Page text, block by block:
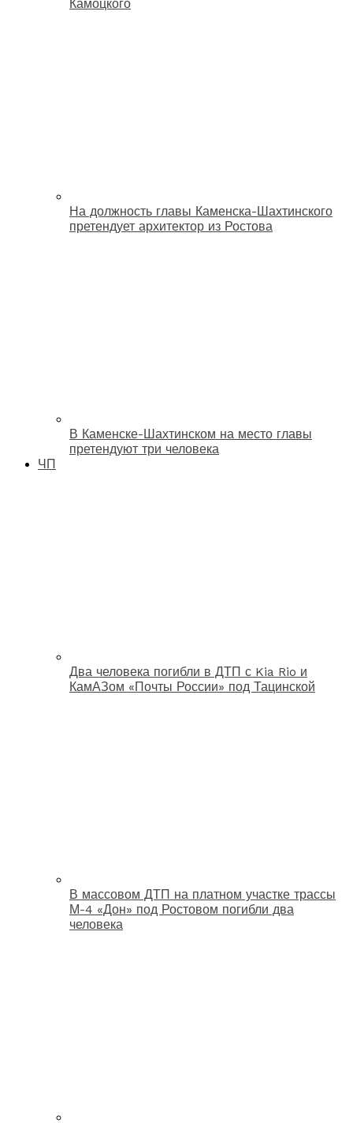
Камоцкого
На должность главы Каменска-Шахтинского
претендует архитектор из Ростова
В Каменске-Шахтинском на место главы
претендуют три человека
ЧП
Два человека погибли в ДТП с Kia Rio и
КамАЗом «Почты России» под Тацинской
В массовом ДТП на платном участке трассы
М-4 «Дон» под Ростовом погибли два
человека